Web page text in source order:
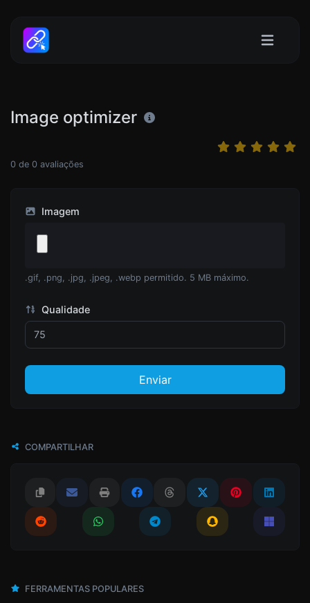
Image optimizer
0 de 0 avaliações
Imagem
.gif, .png, .jpg, .jpeg, .webp permitido. 5 MB máximo.
Qualidade
Enviar
COMPARTILHAR
FERRAMENTAS POPULARES